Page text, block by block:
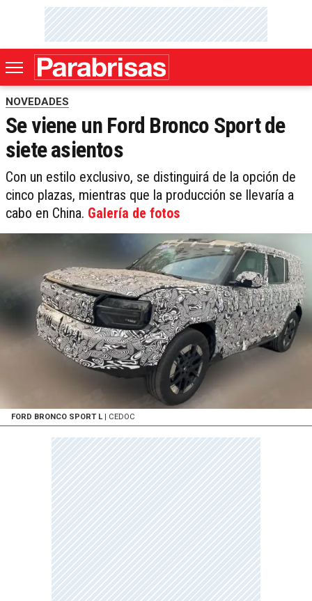
NOVEDADES
Se viene un Ford Bronco Sport de
siete asientos
Con un estilo exclusivo, se distinguirá de la opción de
cinco plazas, mientras que la producción se llevaría a
cabo en China. Galería de fotos
FORD BRONCO SPORT L | CEDOC